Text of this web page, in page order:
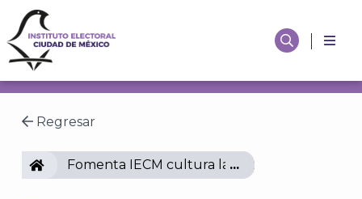
Regresar
IECMFomenta IECM cultura laboral más